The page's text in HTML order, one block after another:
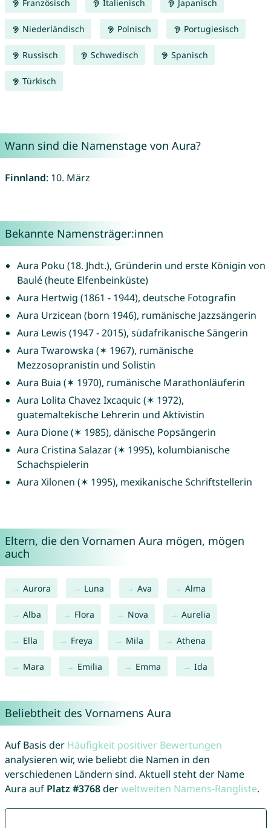
Französisch Italienisch Japanisch
Niederländisch Polnisch Portugiesisch
Russisch Schwedisch Spanisch
Türkisch
Wann sind die Namenstage von Aura?
Finnland: 10. März
Bekannte Namensträger:innen
Aura Poku (18. Jhdt.), Gründerin und erste Königin von
Baulé (heute Elfenbeinküste)
Aura Hertwig (1861 - 1944), deutsche Fotografin
Aura Urzicean (born 1946), rumänische Jazzsängerin
Aura Lewis (1947 - 2015), südafrikanische Sängerin
Aura Twarowska (✶ 1967), rumänische
Mezzosopranistin und Solistin
Aura Buia (✶ 1970), rumänische Marathonläuferin
Aura Lolita Chavez Ixcaquic (✶ 1972),
guatemaltekische Lehrerin und Aktivistin
Aura Dione (✶ 1985), dänische Popsängerin
Aura Cristina Salazar (✶ 1995), kolumbianische
Schachspielerin
Aura Xilonen (✶ 1995), mexikanische Schriftstellerin
Eltern, die den Vornamen Aura mögen, mögen
auch
Aurora Luna Ava Alma
Alba Flora Nova Aurelia
Ella Freya Mila Athena
Mara Emilia Emma Ida
Beliebtheit des Vornamens Aura
Auf Basis der Häufigkeit positiver Bewertungen
analysieren wir, wie beliebt die Namen in den
verschiedenen Ländern sind. Aktuell steht der Name
Aura auf Platz #3768derweltweiten Namens-Rangliste.